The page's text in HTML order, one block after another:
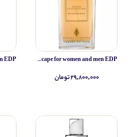
Simone Andreoli Tulum Junglescape for women and men EDP
۲۹,۸۰۰,۰۰۰ تومان